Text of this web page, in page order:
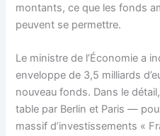
montants, ce que les fonds
peuvent se permettre.
Le ministre de l’Économie a
enveloppe de 3,5 milliards
nouveau fonds. Dans le
table par Berlin et Paris —
massif d’investissements «